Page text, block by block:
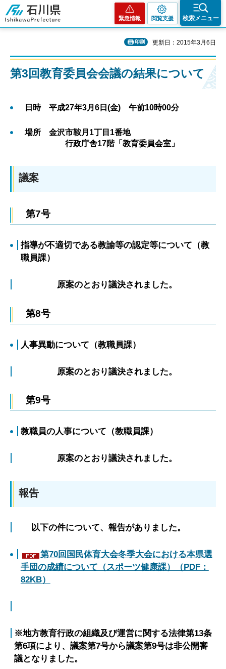
石川県
緊急情報 閲覧支援 検索メニュー
印刷 更新日：2015年3月6日
第3回教育委員会会議の結果について
日時 平成27年3月6日(金) 午前10時00分
場所 金沢市鞍月1丁目1番地
行政庁舎17階「教育委員会室」
議案
第7号
指導が不適切である教諭等の認定等について（教
職員課）
原案のとおり議決されました。
第8号
人事異動について（教職員課）
原案のとおり議決されました。
第9号
教職員の人事について（教職員課）
原案のとおり議決されました。
報告
以下の件について、報告がありました。
第70回国民体育大会冬季大会における本県選
手団の成績について（スポーツ健康課）（PDF：
82KB）
※地方教育行政の組織及び運営に関する法律第13条
第6項により、議案第7号から議案第9号は非公開審
議となりました。